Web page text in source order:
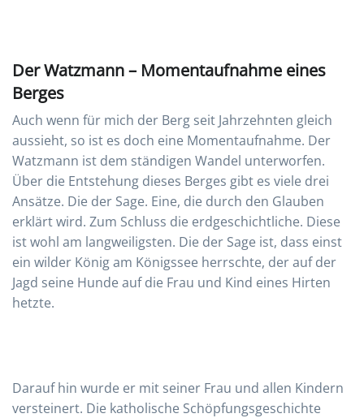
Der Watzmann – Momentaufnahme eines
Berges
Auch wenn für mich der Berg seit Jahrzehnten gleich
aussieht, so ist es doch eine Momentaufnahme. Der
Watzmann ist dem ständigen Wandel unterworfen.
Über die Entstehung dieses Berges gibt es viele drei
Ansätze. Die der Sage. Eine, die durch den Glauben
erklärt wird. Zum Schluss die erdgeschichtliche. Diese
ist wohl am langweiligsten. Die der Sage ist, dass einst
ein wilder König am Königssee herrschte, der auf der
Jagd seine Hunde auf die Frau und Kind eines Hirten
hetzte.
Darauf hin wurde er mit seiner Frau und allen Kindern
versteinert. Die katholische Schöpfungsgeschichte